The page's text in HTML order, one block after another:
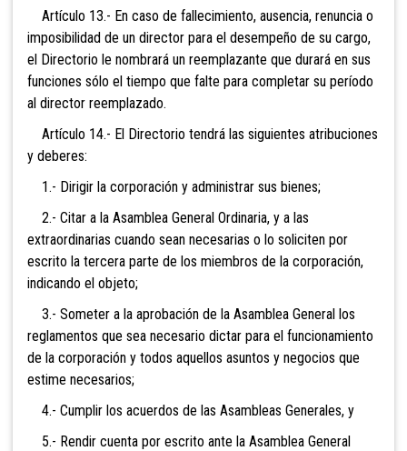
Artículo 13.- En caso de fallecimiento, ausencia, renuncia o
imposibilidad de un director para el desempeño de su cargo,
el Directorio le nombrará un reemplazante que durará en sus
funciones sólo el tiempo que falte para completar su período
al director reemplazado.
Artículo 14.- El Directorio tendrá las siguientes atribuciones
y deberes:
1.- Dirigir la corporación y administrar sus bienes;
2.- Citar a la Asamblea General Ordinaria, y a las
extraordinarias cuando sean necesarias o lo soliciten por
escrito la tercera parte de los miembros de la corporación,
indicando el objeto;
3.- Someter a la aprobación de la Asamblea General los
reglamentos que sea necesario dictar para el funcionamiento
de la corporación y todos aquellos asuntos y negocios que
estime necesarios;
4.- Cumplir los acuerdos de las Asambleas Generales, y
5.- Rendir cuenta por escrito ante la Asamblea General